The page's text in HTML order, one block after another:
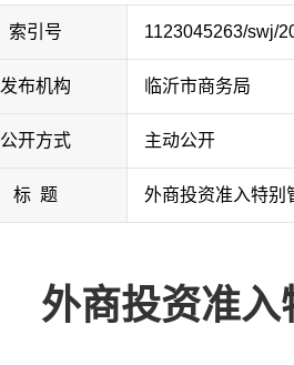
索引号 1123045263/swj/
发布机构 临沂市商务局
公开方式 主动公开
标 题 外商投资准入特别
外商投资准入